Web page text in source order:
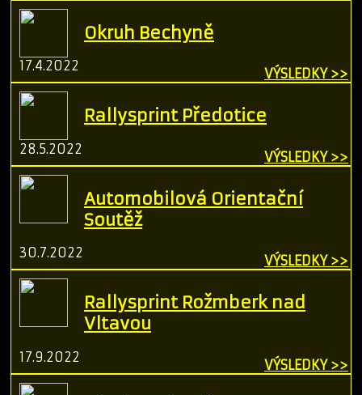
Okruh Bechyně
17.4.2022 VÝSLEDKY >>
Rallysprint Předotice
28.5.2022 VÝSLEDKY >>
Automobilová Orientační
Soutěž
30.7.2022 VÝSLEDKY >>
Rallysprint Rožmberk nad
Vltavou
17.9.2022 VÝSLEDKY >>